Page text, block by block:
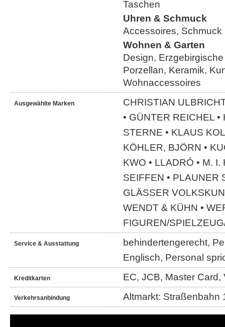
Taschen
Uhren & Schmuck
Accessoires, Schmuck
Wohnen & Garten
Design,
Porzellan, Keramik,
Wohnaccessoires
Ausgewählte Marken
CHRISTIAN
• GÜNTER REICHEL
STERNE • KLAUS
KÖHLER, BJÖRN •
KWO • LLADRÓ • M.
SEIFFEN • PLAUNER
GLÄSSER
WENDT & KÜHN •
FIGUREN/
Service & Ausstattung
behindertengerecht,
Englisch, Personal
Kreditkarten EC, JCB, Master Card,
Verkehrsanbindung Altmarkt: Straßenbahn